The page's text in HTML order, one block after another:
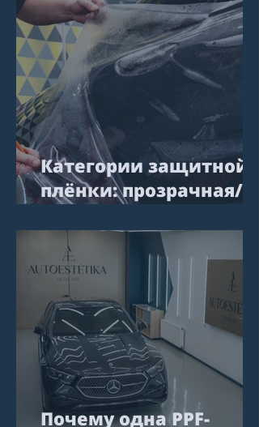
Категории защитной
плёнки: прозрачная/
цветная
Почему одна PPF-